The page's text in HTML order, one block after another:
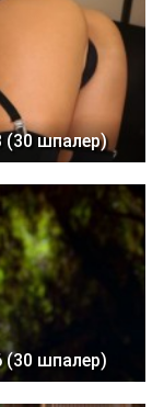
(30 шпалер)
(30 шпалер)